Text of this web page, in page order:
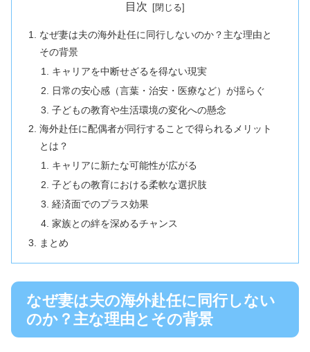
目次
なぜ妻は夫の海外赴任に同行しないのか？主な理由と
その背景
キャリアを中断せざるを得ない現実
日常の安心感（言葉・治安・医療など）が揺らぐ
子どもの教育や生活環境の変化への懸念
海外赴任に配偶者が同行することで得られるメリット
とは？
キャリアに新たな可能性が広がる
子どもの教育における柔軟な選択肢
経済面でのプラス効果
家族との絆を深めるチャンス
まとめ
なぜ妻は夫の海外赴任に同行しない
のか？主な理由とその背景